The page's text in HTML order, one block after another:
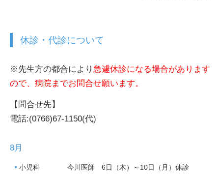
休診・代診について
※先生方の都合により 急遽休診になる場合があります
ので、病院までお問合せ願います。
【問合せ先】
電話:(0766)67-1150(代)
8月
小児科 今川医師 6日（木）～10日（月）休診